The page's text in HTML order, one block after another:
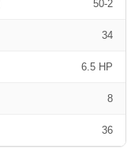
50-2
34
6.5 HP
8
36